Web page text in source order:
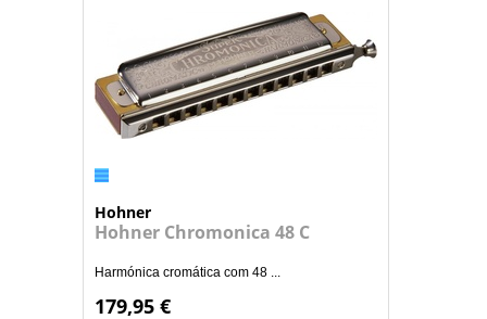
Hohner
Hohner Chromonica 48 C
Harmónica cromática com 48 ...
179,95 €